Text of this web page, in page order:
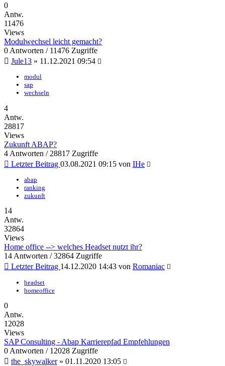
0
Antw.
11476
Views
Modulwechsel leicht gemacht?
0 Antworten / 11476 Zugriffe
Jule13 » 11.12.2021 09:54
modul
sap
wechseln
4
Antw.
28817
Views
Zukunft ABAP?
4 Antworten / 28817 Zugriffe
Letzter Beitrag 03.08.2021 09:15 von IHe
abap
ranking
zukunft
14
Antw.
32864
Views
Home office --> welches Headset nutzt ihr?
14 Antworten / 32864 Zugriffe
Letzter Beitrag 14.12.2020 14:43 von Romaniac
headset
homeoffice
0
Antw.
12028
Views
SAP Consulting - Abap Karrierepfad Empfehlungen
0 Antworten / 12028 Zugriffe
the_skywalker» 01.11.2020 13:05